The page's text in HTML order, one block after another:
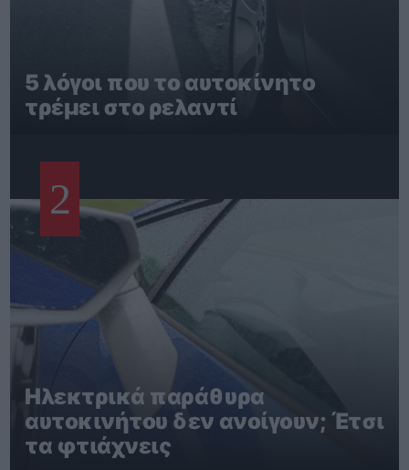
5 λόγοι που το αυτοκίνητο
τρέμει στο ρελαντί
2
Ηλεκτρικά παράθυρα
αυτοκινήτου δεν ανοίγουν; Έτσι
τα φτιάχνεις